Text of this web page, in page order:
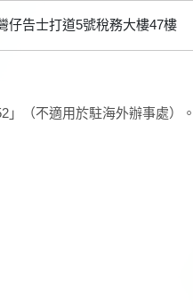
仔告士打道5號稅務大樓47樓
（不適用於駐海外辦事處）。